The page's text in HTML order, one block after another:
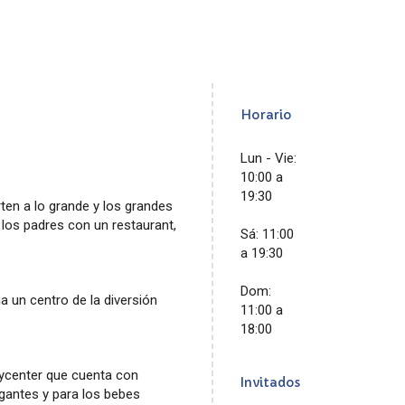
a lo grande y los grandes
padres con un restaurant,
un centro de la diversión
que cuenta con
y para los bebes
Horario
Lun - Vie:
10:00 a
19:30
Sá: 11:00
a 19:30
Dom:
11:00 a
18:00
Invitados